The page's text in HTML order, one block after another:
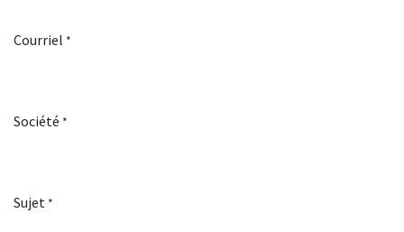
Courriel *
Société *
Sujet *